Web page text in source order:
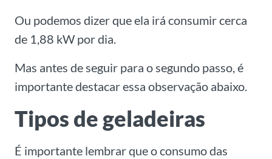
Ou podemos dizer que ela irá consumir cerca
de 1,88 kW por dia.
Mas antes de seguir para o segundo passo, é
importante destacar essa observação abaixo.
Tipos de geladeiras
É importante lembrar que o consumo das